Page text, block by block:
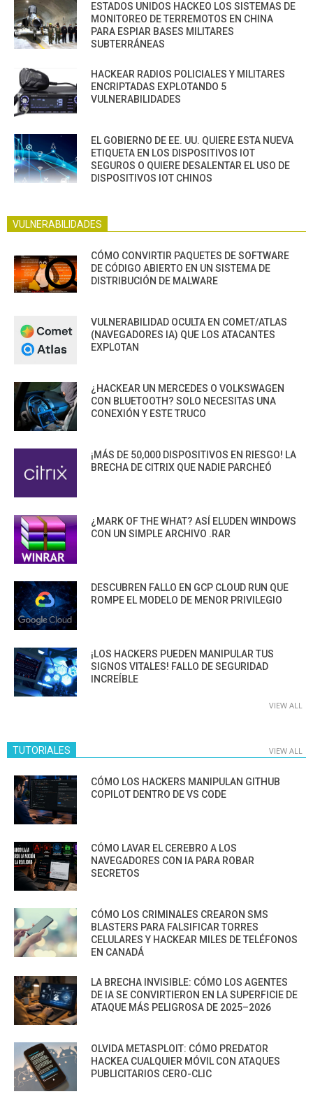
ESTADOS UNIDOS HACKEO LOS SISTEMAS DE
MONITOREO DE TERREMOTOS EN CHINA
PARA ESPIAR BASES MILITARES
SUBTERRÁNEAS
HACKEAR RADIOS POLICIALES Y MILITARES
ENCRIPTADAS EXPLOTANDO 5
VULNERABILIDADES
EL GOBIERNO DE EE. UU. QUIERE ESTA NUEVA
ETIQUETA EN LOS DISPOSITIVOS IOT
SEGUROS O QUIERE DESALENTAR EL USO DE
DISPOSITIVOS IOT CHINOS
VULNERABILIDADES
CÓMO CONVIRTIR PAQUETES DE SOFTWARE
DE CÓDIGO ABIERTO EN UN SISTEMA DE
DISTRIBUCIÓN DE MALWARE
VULNERABILIDAD OCULTA EN COMET/ATLAS
(NAVEGADORES IA) QUE LOS ATACANTES
EXPLOTAN
¿HACKEAR UN MERCEDES O VOLKSWAGEN
CON BLUETOOTH? SOLO NECESITAS UNA
CONEXIÓN Y ESTE TRUCO
¡MÁS DE 50,000 DISPOSITIVOS EN RIESGO! LA
BRECHA DE CITRIX QUE NADIE PARCHEÓ
¿MARK OF THE WHAT? ASÍ ELUDEN WINDOWS
CON UN SIMPLE ARCHIVO .RAR
DESCUBREN FALLO EN GCP CLOUD RUN QUE
ROMPE EL MODELO DE MENOR PRIVILEGIO
¡LOS HACKERS PUEDEN MANIPULAR TUS
SIGNOS VITALES! FALLO DE SEGURIDAD
INCREÍBLE
VIEW ALL
TUTORIALES VIEW ALL
CÓMO LOS HACKERS MANIPULAN GITHUB
COPILOT DENTRO DE VS CODE
CÓMO LAVAR EL CEREBRO A LOS
NAVEGADORES CON IA PARA ROBAR
SECRETOS
CÓMO LOS CRIMINALES CREARON SMS
BLASTERS PARA FALSIFICAR TORRES
CELULARES Y HACKEAR MILES DE TELÉFONOS
EN CANADÁ
LA BRECHA INVISIBLE: CÓMO LOS AGENTES
DE IA SE CONVIRTIERON EN LA SUPERFICIE DE
ATAQUE MÁS PELIGROSA DE 2025–2026
OLVIDA METASPLOIT: CÓMO PREDATOR
HACKEA CUALQUIER MÓVIL CON ATAQUES
PUBLICITARIOS CERO-CLIC